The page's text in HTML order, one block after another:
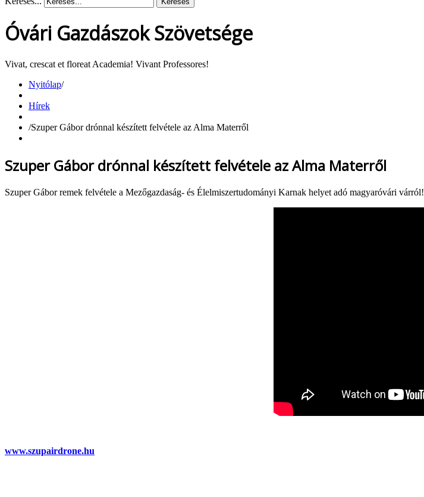
Óvári Gazdászok Szövetsége
Vivat, crescat et floreat Academia! Vivant Professores!
Nyitólap/
Hírek
/Szuper Gábor drónnal készített felvétele az Alma Materről
Szuper Gábor drónnal készített felvétele az Alma Materről
Szuper Gábor remek felvétele a Mezőgazdaság- és Élelmiszertudományi Karnak helyet adó magyaróvári várról!
www.szupairdrone.hu